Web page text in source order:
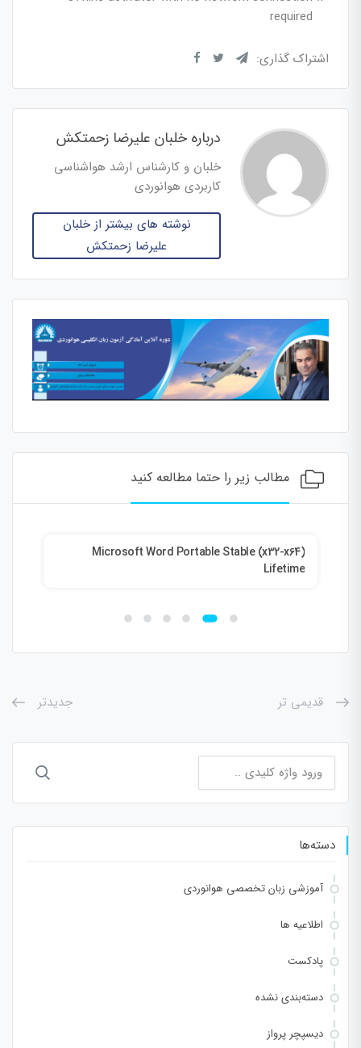
required
اشتراک گذاری:
درباره خلبان علیرضا زحمتکش
خلبان و کارشناس ارشد هواشناسی
کاربردی هوانوردی
نوشته های بیشتر از خلبان
علیرضا زحمتکش
مطالب زیر را حتما مطالعه کنید
Microsoft Word Portable Stable (x32-x64)
Lifetime
قدیمی تر جدیدتر
برای:
دسته‌ها
آموزشی زبان تخصصی هوانوردی
اطلاعیه ها
پادکست
دسته‌بندی نشده
دیسپچر پرواز